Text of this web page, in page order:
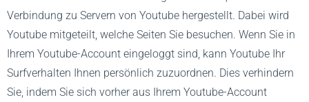
Verbindung zu Servern von Youtube hergestellt. Dabei wird
Youtube mitgeteilt, welche Seiten Sie besuchen. Wenn Sie in
Ihrem Youtube-Account eingeloggt sind, kann Youtube Ihr
Surfverhalten Ihnen persönlich zuzuordnen. Dies verhindern
Sie, indem Sie sich vorher aus Ihrem Youtube-Account